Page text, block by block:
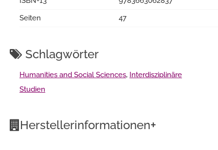
Seiten
47
Schlagwörter
Humanities and Social Sciences, Interdisziplinäre
Studien
Herstellerinformationen+